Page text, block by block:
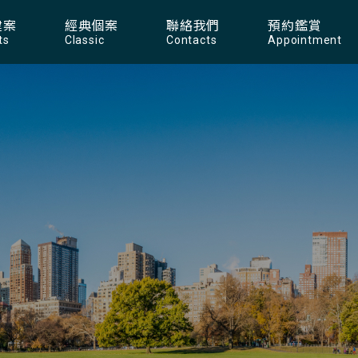
經典個案
Classic
聯絡我們
Contacts
預約鑑賞
Appointment